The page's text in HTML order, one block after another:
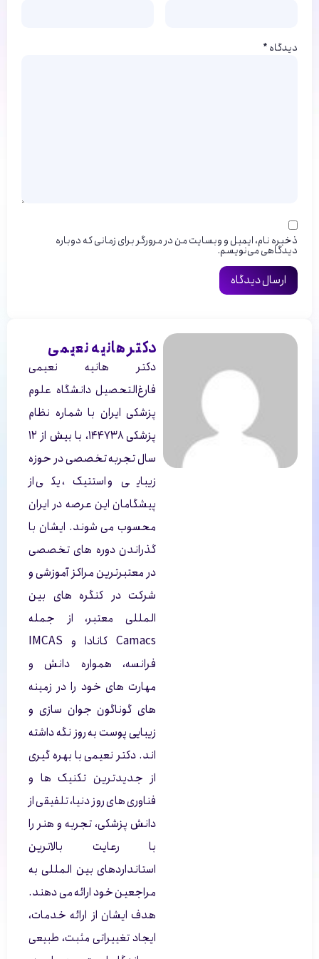
دیدگاه*
ذخیره نام، ایمیل و وبسایت من در مرورگر برای زمانی که دوباره
دیدگاهی می‌نویسم.
دکتر هانیه نعیمی
دکتر هانیه نعیمی
فارغ‌التحصیل دانشگاه علوم
پزشکی ایران با شماره نظام
پزشکی ۱۴۴۷۳۸، با بیش از ۱۲
سال تجربه تخصصی در حوزه
زیبایی و استتیک، یکی از
پیشگامان این عرصه در ایران
محسوب می شوند. ایشان با
گذراندن دوره های تخصصی
در معتبرترین مراکز آموزشی و
شرکت در کنگره های بین
المللی معتبر، از جمله
Camacs کانادا و IMCAS
فرانسه، همواره دانش و
مهارت های خود را در زمینه
های گوناگون جوان سازی و
زیبایی پوست به روز نگه داشته
اند. دکتر نعیمی با بهره گیری
از جدیدترین تکنیک ها و
فناوری های روز دنیا، تلفیقی از
دانش پزشکی، تجربه و هنر را
با رعایت بالاترین
استانداردهای بین المللی به
مراجعین خود ارائه می دهند.
هدف ایشان از ارائه خدمات،
ایجاد تغییراتی مثبت، طبیعی